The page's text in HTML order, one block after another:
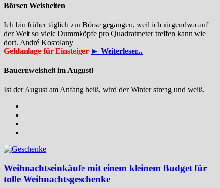
Börsen Weisheiten
Ich bin früher täglich zur Börse gegangen, weil ich nirgendwo auf
der Welt so viele Dummköpfe pro Quadrat­meter treffen kann wie
dort. André Kostolany
Geldanlage für Einsteiger ► Weiterlesen..
Bauernweisheit im August!
Ist der August am Anfang heiß, wird der Winter streng und weiß.
Weihnachtseinkäufe mit einem kleinem Budget für
tolle Weihnachtsgeschenke